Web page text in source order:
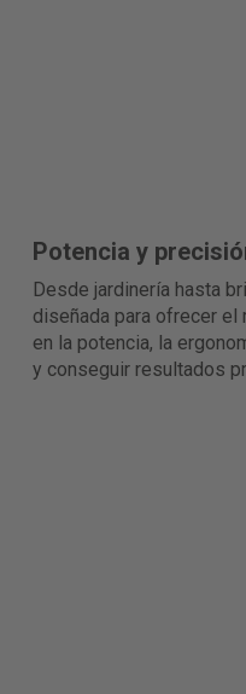
Potencia y
Desde jardinería hasta
diseñada para ofrecer
en la potencia, la
y conseguir resultados